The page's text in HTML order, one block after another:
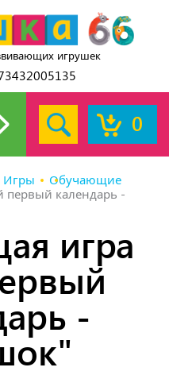
игрушек
0
Игры
Обучающие
календарь -
игра
-